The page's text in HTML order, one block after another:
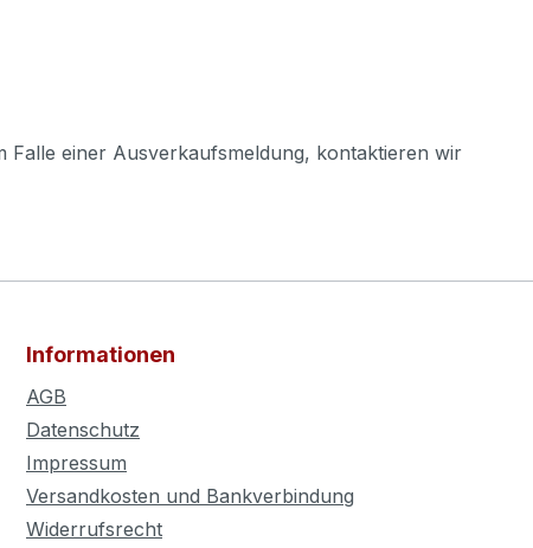
Falle einer Ausverkaufsmeldung, kontaktieren wir
Informationen
AGB
Datenschutz
Impressum
Versandkosten und Bankverbindung
Widerrufsrecht